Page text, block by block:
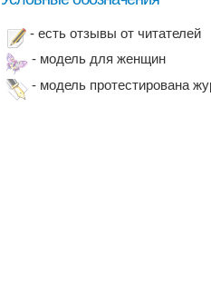
- есть отзывы от читателей
- модель для женщин
- модель протестирована